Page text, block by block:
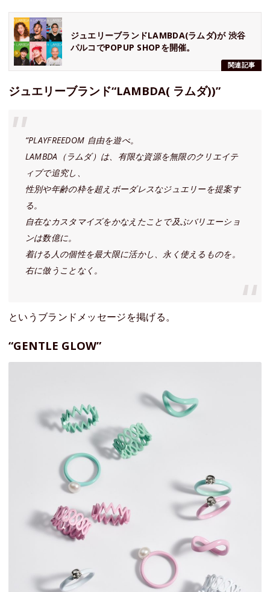
関連記事
ジュエリーブランドLAMBDA(ラムダ)が 渋谷
パルコでPOPUP SHOPを開催。
ジュエリーブランド“LAMBDA( ラムダ))”
“PLAYFREEDOM 自由を遊べ。
LAMBDA（ラムダ）は、有限な資源を無限のクリエイテ
ィブで追究し、
性別や年齢の枠を超えボーダレスなジュエリーを提案す
る。
自在なカスタマイズをかなえたことで及ぶバリエーショ
ンは数億に。
着ける人の個性を最大限に活かし、永く使えるものを。
右に倣うことなく。
というブランドメッセージを掲げる。
“GENTLE GLOW”